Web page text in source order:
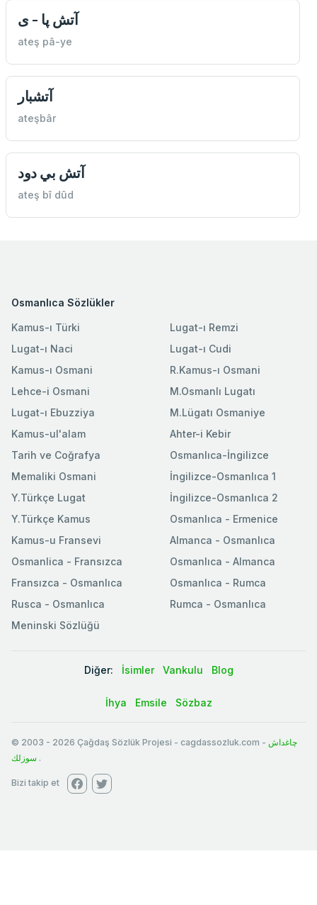
آتش پا - ى
ateş pâ-ye
آتشبار
ateşbâr
آتش بي دود
ateş bî dûd
Osmanlıca Sözlükler
Kamus-ı Türki
Lugat-ı Naci
Kamus-ı Osmani
Lehce-i Osmani
Lugat-ı Ebuzziya
Lugat-ı Remzi
Lugat-ı Cudi
R.Kamus-ı Osmani
M.Osmanlı Lugatı
M.Lügatı Osmaniye
Kamus-ul'alam
Tarih ve Coğrafya
Memaliki Osmani
Y.Türkçe Lugat
Y.Türkçe Kamus
Ahter-i Kebir
Osmanlıca-İngilizce
İngilizce-Osmanlıca 1
İngilizce-Osmanlıca 2
Osmanlıca - Ermenice
Kamus-u Fransevi
Osmanlica - Fransızca
Fransızca - Osmanlıca
Rusca - Osmanlıca
Meninski Sözlüğü
Almanca - Osmanlıca
Osmanlıca - Almanca
Osmanlıca - Rumca
Rumca - Osmanlıca
Diğer: İsimler Vankulu Blog
İhya Emsile Sözbaz
© 2003 - 2026 Çağdaş Sözlük Projesi - cagdassozluk.com - چاغداش
سوزلك .
Bizi takip et